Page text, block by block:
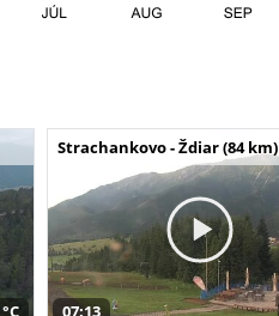
Strachankovo - Ždiar (84 km)
07:13